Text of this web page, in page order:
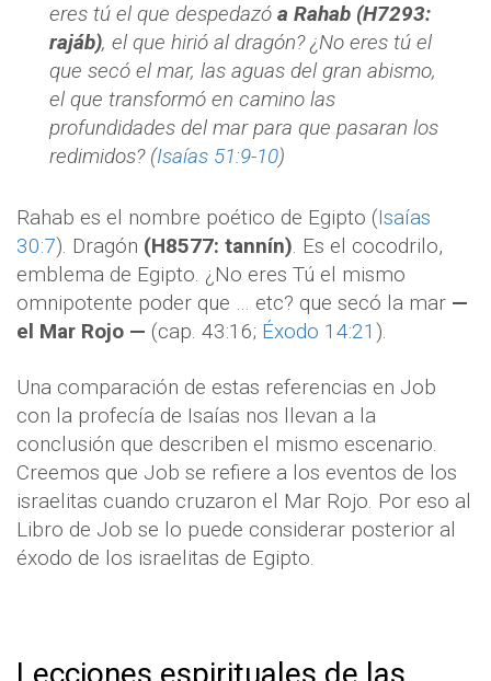
eres tú el que despedazó a Rahab (H7293:
rajáb), el que hirió al dragón? ¿No eres tú el
que secó el mar, las aguas del gran abismo,
el que transformó en camino las
profundidades del mar para que pasaran los
redimidos? (Isaías 51:9-10)
Rahab es el nombre poético de Egipto (Isaías
30:7). Dragón (H8577: tannín). Es el cocodrilo,
emblema de Egipto. ¿No eres Tú el mismo
omnipotente poder que … etc? que secó la mar —
el Mar Rojo — (cap. 43:16; Éxodo 14:21 ).
Una comparación de estas referencias en Job
con la profecía de Isaías nos llevan a la
conclusión que describen el mismo escenario.
Creemos que Job se refiere a los eventos de los
israelitas cuando cruzaron el Mar Rojo. Por eso al
Libro de Job se lo puede considerar posterior al
éxodo de los israelitas de Egipto.